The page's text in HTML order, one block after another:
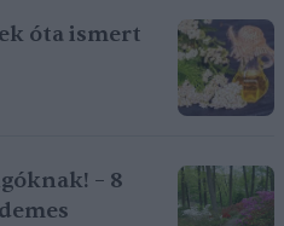
óta ismert
– 8